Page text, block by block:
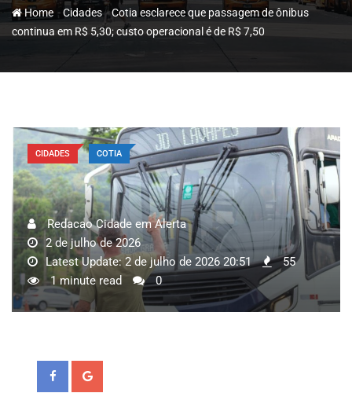
Home -Cidades-Cotia esclarece que passagem de ônibus
continua em R$ 5,30; custo operacional é de R$ 7,50
CIDADES COTIA
Redacao Cidade em Alerta
2 de julho de 2026
Latest Update: 2 de julho de 2026 20:51
55
1 minute read
0